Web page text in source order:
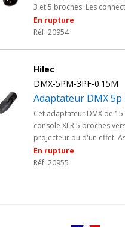
3 et 5 broches. Les
garantissent une tenue
extérieur. Idéal pour
En rupture
Réf. 20954
Hilec
DMX-5PM-3PF-0.15M
Adaptateur DMX 5p
Cet adaptateur DMX de
console XLR 5 broches
projecteur ou d'un effet.
embarque des
projections d'eau et à la
En rupture
Réf. 20955